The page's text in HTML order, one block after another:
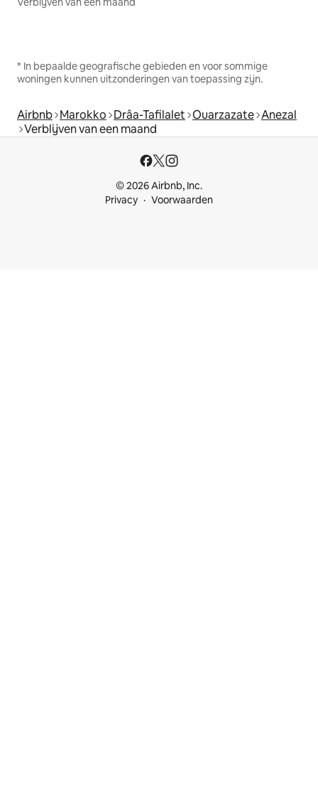
* In bepaalde geografische gebieden en voor sommige
woningen kunnen uitzonderingen van toepassing zijn.
Airbnb Marokko Drâa-Tafilalet Ouarzazate Anezal
Verblijven van een maand
© 2026 Airbnb, Inc.
Privacy
Voorwaarden